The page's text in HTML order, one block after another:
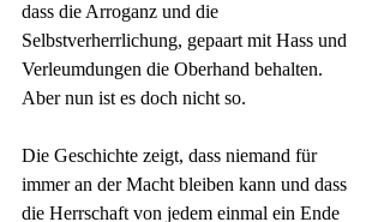
dass die Arroganz und die
Selbstverherrlichung, gepaart mit Hass und
Verleumdungen die Oberhand behalten.
Aber nun ist es doch nicht so.
Die Geschichte zeigt, dass niemand für
immer an der Macht bleiben kann und dass
die Herrschaft von jedem einmal ein Ende